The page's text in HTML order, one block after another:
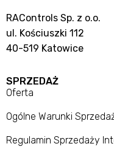
RAControls Sp. z o.o.
ul. Kościuszki 112
40-519 Katowice
SPRZEDAŻ
Oferta
Ogólne Warunki
Regulamin Sprzedaży